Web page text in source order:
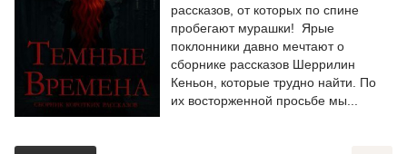
рассказов, от которых по спине
пробегают мурашки! Ярые
поклонники давно мечтают о
сборнике рассказов Шеррилин
Кеньон, которые трудно найти. По
их восторженной просьбе мы...